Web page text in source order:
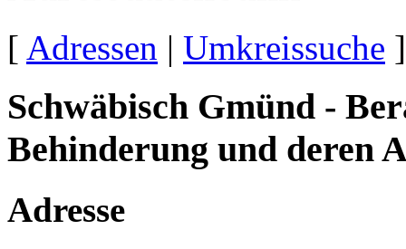
[ Adressen | Umkreissuche ]
Schwäbisch Gmünd -
Behinderung und deren
Adresse